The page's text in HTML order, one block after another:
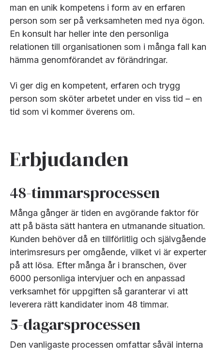
man en unik kompetens i form av en erfaren
person som ser på verksamheten med nya ögon.
En konsult har heller inte den personliga
relationen till organisationen som i många fall kan
hämma genomförandet av förändringar.
Vi ger dig en kompetent, erfaren och trygg
person som sköter arbetet under en viss tid – en
tid som vi kommer överens om.
Erbjudanden
48-timmarsprocessen
Många gånger är tiden en avgörande faktor för
att på bästa sätt hantera en utmanande situation.
Kunden behöver då en tillförlitlig och självgående
interimsresurs per omgående, vilket vi är experter
på att lösa. Efter många år i branschen, över
6000 personliga intervjuer och en anpassad
verksamhet för uppgiften så garanterar vi att
leverera rätt kandidater inom 48 timmar.
5-dagarsprocessen
Den vanligaste processen omfattar såväl interna